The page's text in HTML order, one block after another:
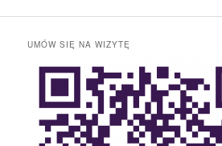
UMÓW SIĘ NA WIZYTĘ